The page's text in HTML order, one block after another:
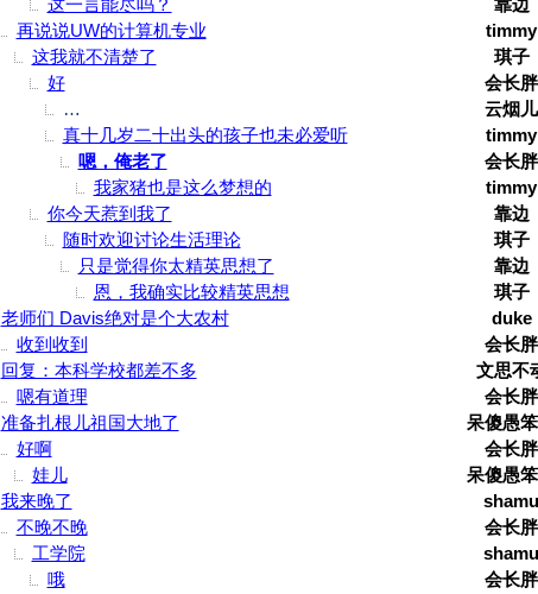
这一言能尽吗？ 靠边
再说说UW的计算机专业 timmy
这我就不清楚了 琪子
好 会长胖
如果时间能倒流我就给自己去留学，我女儿直接生美国哈哈！
云烟儿
真十几岁二十出头的孩子也未必爱听 timmy
嗯，俺老了 会长胖
我家猪也是这么梦想的 timmy
你今天惹到我了 靠边
随时欢迎讨论生活理论 琪子
只是觉得你太精英思想了 靠边
恩，我确实比较精英思想 琪子
老师们 Davis绝对是个大农村 duke
收到收到 会长胖
回复：本科学校都差不多 文思不
嗯有道理 会长胖
准备扎根儿祖国大地了 呆傻愚
好啊 会长胖
娃儿 呆傻愚
我来晚了 shamu
不晚不晚 会长胖
工学院 shamu
哦 会长胖